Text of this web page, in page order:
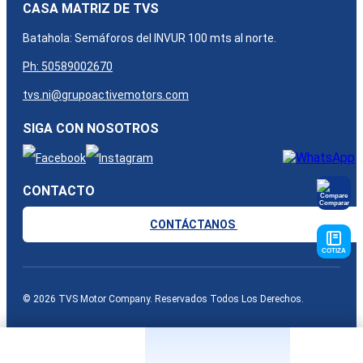
CASA MATRIZ DE TVS
Batahola: Semáforos del INVUR 100 mts al norte.
Ph: 50589002670
tvs.ni@grupoactivemotors.com
SIGA CON NOSOTROS
CONTACTO
CONTÁCTANOS
© 2026 TVS Motor Company. Reservados Todos Los Derechos.
Comparar
COTIZA